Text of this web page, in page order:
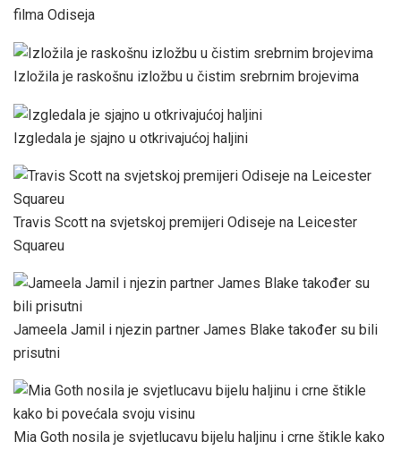
filma Odiseja
Izložila je raskošnu izložbu u čistim srebrnim brojevima
Izgledala je sjajno u otkrivajućoj haljini
Travis Scott na svjetskoj premijeri Odiseje na Leicester
Squareu
Jameela Jamil i njezin partner James Blake također su bili
prisutni
Mia Goth nosila je svjetlucavu bijelu haljinu i crne štikle kako